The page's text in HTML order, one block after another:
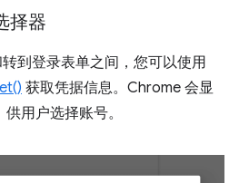
择器
到登录表单之间，您可以使用
获取凭据信息。Chrome 会显
用户选择账号。